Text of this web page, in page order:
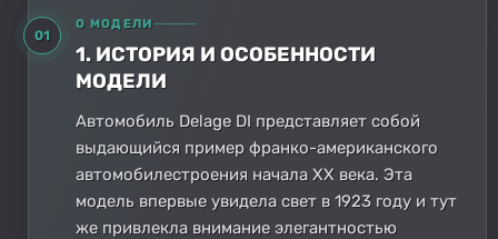
01
О МОДЕЛИ
1. ИСТОРИЯ И ОСОБЕННОСТИ
МОДЕЛИ
Автомобиль Delage DI представляет собой
выдающийся пример франко-американского
автомобилестроения начала XX века. Эта
модель впервые увидела свет в 1923 году и тут
же привлекла внимание элегантностью